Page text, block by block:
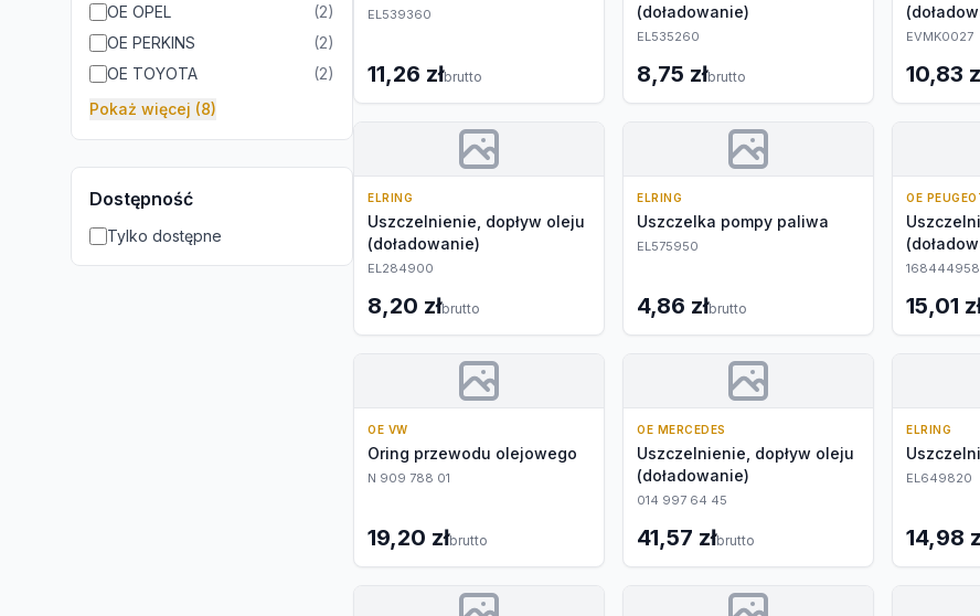
OE OPEL
(2)
OE PERKINS
(2)
OE TOYOTA
(2)
Pokaż więcej (8)
Dostępność
Tylko dostępne
EL539360
11,26 złbrutto
(doładowanie)
EL535260
8,75 złbrutto
EVMK0027
10,83
ELRING
Uszczelnienie, dopływ oleju
(doładowanie)
EL284900
8,20 złbrutto
ELRING
Uszczelka pompy paliwa
EL575950
4,86 złbrutto
OE
15,01
OE VW
Oring przewodu olejowego
N 909 788 01
19,20 złbrutto
OE MERCEDES
Uszczelnienie, dopływ oleju
(doładowanie)
014 997 64 45
41,57 złbrutto
ELRING
EL649820
14,98